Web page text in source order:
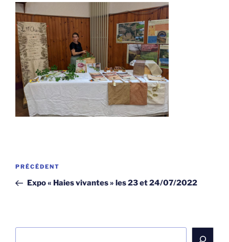
Navigation
l’article
Article
précédent
PRÉCÉDENT
Expo « Haies vivantes » les 23 et 24/07/2022